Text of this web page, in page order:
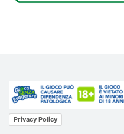
Privacy Policy